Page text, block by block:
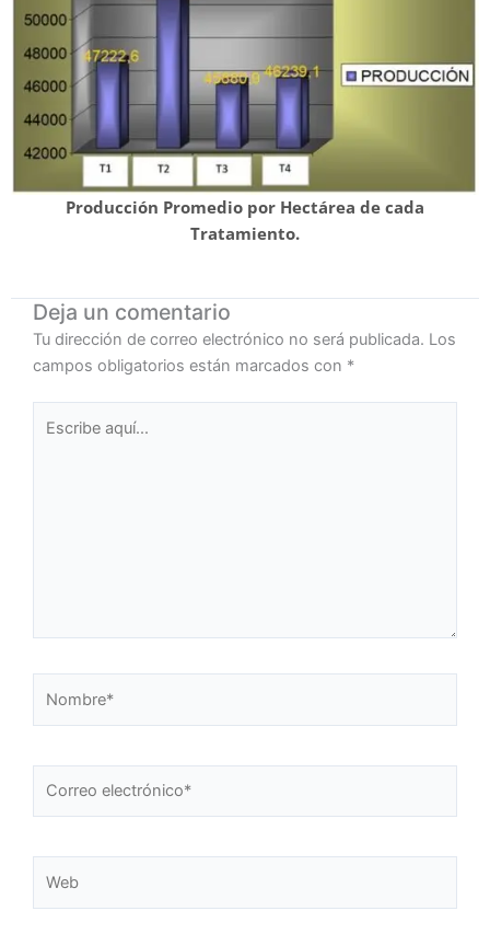
Producción Promedio por Hectárea de cada
Tratamiento.
Deja un comentario
Tu dirección de correo electrónico no será publicada. Los
campos obligatorios están marcados con *